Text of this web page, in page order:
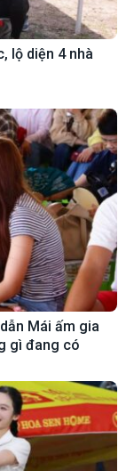
lộ diện 4 nhà
Mái ấm gia
gì đang có